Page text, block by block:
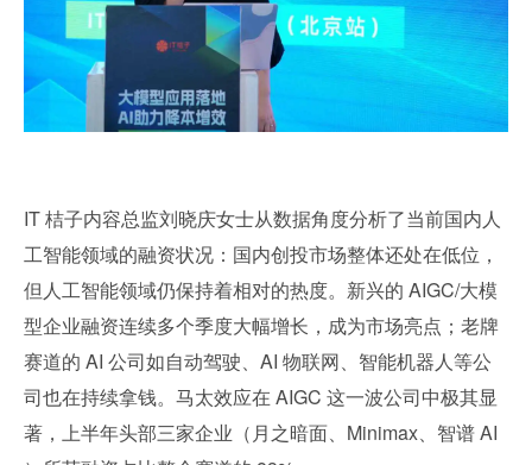
IT 桔子内容总监刘晓庆女士从数据角度分析了当前国内人
工智能领域的融资状况：国内创投市场整体还处在低位，
但人工智能领域仍保持着相对的热度。新兴的 AIGC/大模
型企业融资连续多个季度大幅增长，成为市场亮点；老牌
赛道的 AI 公司如自动驾驶、AI 物联网、智能机器人等公
司也在持续拿钱。马太效应在 AIGC 这一波公司中极其显
著，上半年头部三家企业（月之暗面、Minimax、智谱 AI